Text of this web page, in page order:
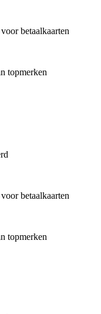
betaalkaarten
topmerken
betaalkaarten
topmerken